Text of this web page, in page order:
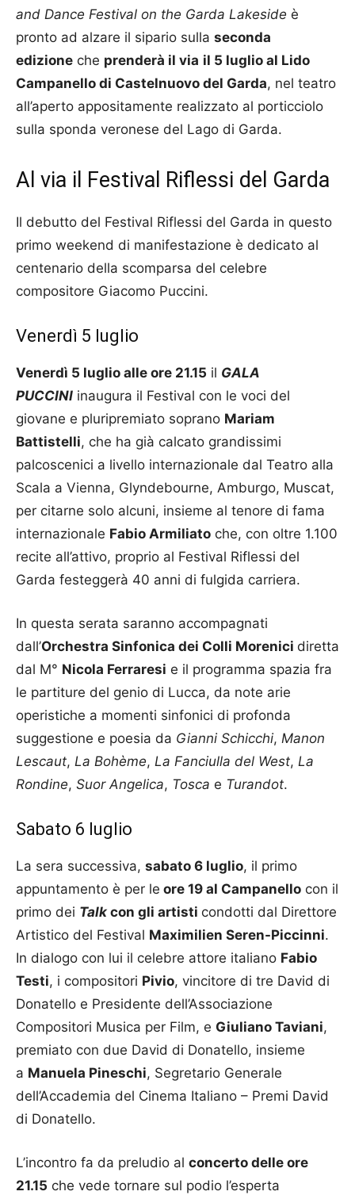
and Dance Festival on the Garda Lakeside è
pronto ad alzare il sipario sulla seconda
edizione che prenderà il via il 5 luglio al Lido
Campanello di Castelnuovo del Garda, nel teatro
all’aperto appositamente realizzato al porticciolo
sulla sponda veronese del Lago di Garda.
Al via il Festival Riflessi del Garda
Il debutto del Festival Riflessi del Garda in questo
primo weekend di manifestazione è dedicato al
centenario della scomparsa del celebre
compositore Giacomo Puccini.
Venerdì 5 luglio
Venerdì 5 luglio alle ore 21.15 il GALA
PUCCINI inaugura il Festival con le voci del
giovane e pluripremiato soprano Mariam
Battistelli, che ha già calcato grandissimi
palcoscenici a livello internazionale dal Teatro alla
Scala a Vienna, Glyndebourne, Amburgo, Muscat,
per citarne solo alcuni, insieme al tenore di fama
internazionale Fabio Armiliato che, con oltre 1.100
recite all’attivo, proprio al Festival Riflessi del
Garda festeggerà 40 anni di fulgida carriera.
In questa serata saranno accompagnati
dall’Orchestra Sinfonica dei Colli Morenici diretta
dal M° Nicola Ferraresi e il programma spazia fra
le partiture del genio di Lucca, da note arie
operistiche a momenti sinfonici di profonda
suggestione e poesia da Gianni Schicchi, Manon
Lescaut, La Bohème, La Fanciulla del West, La
Rondine, Suor Angelica, Tosca e Turandot.
Sabato 6 luglio
La sera successiva, sabato 6 luglio, il primo
appuntamento è per le ore 19 al Campanello con il
primo dei Talk con gli artisti condotti dal Direttore
Artistico del Festival Maximilien Seren-Piccinni.
In dialogo con lui il celebre attore italiano Fabio
Testi, i compositori Pivio, vincitore di tre David di
Donatello e Presidente dell’Associazione
Compositori Musica per Film, e Giuliano Taviani,
premiato con due David di Donatello, insieme
a Manuela Pineschi, Segretario Generale
dell’Accademia del Cinema Italiano – Premi David
di Donatello.
L’incontro fa da preludio al concerto delle ore
21.15 che vede tornare sul podio l’esperta